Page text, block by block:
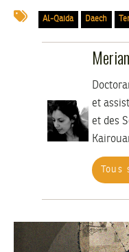
Al-Qaida Daech
et
et des